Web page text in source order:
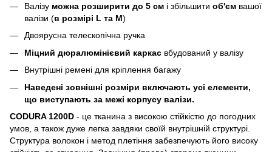
Валізу можна розширити до 5 см і збільшити об'єм вашої
валізи (в розмірі L та M)
Двоярусна телескопічна ручка
Міцний дюралюмінієвий каркас вбудований у валізу
Внутрішні ремені для кріплення багажу
Наведені зовнішні розміри включають усі елементи,
що виступають за межі корпусу валізи.
CODURA 1200D - це тканина з високою стійкістю до погодних
умов, а також дуже легка завдяки своїй внутрішній структурі.
Структура волокон і метод плетіння забезпечують його високу